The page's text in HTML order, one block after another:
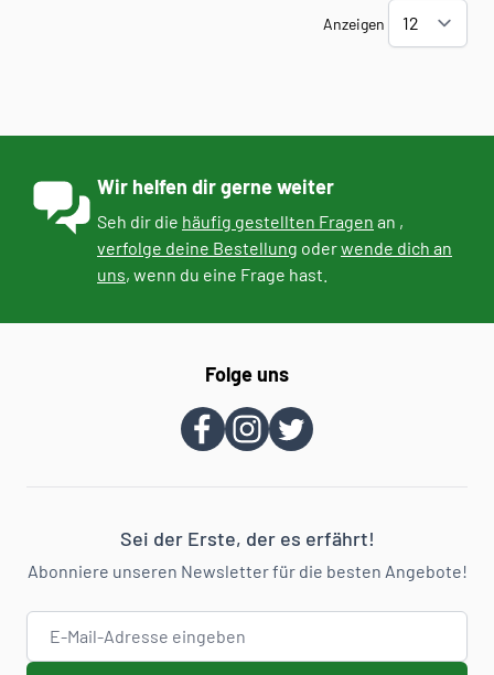
Anzeigen
Wir helfen dir gerne weiter
Seh dir die häufig gestellten Fragen an ,
verfolge deine Bestellung oderwende dich an
uns, wenn du eine Frage hast.
Folge uns
Sei der Erste, der es erfährt!
Abonniere unseren Newsletter für die besten Angebote!
E-Mail-Adresse